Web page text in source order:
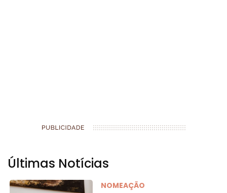
Últimas Notícias
NOMEAÇÃO